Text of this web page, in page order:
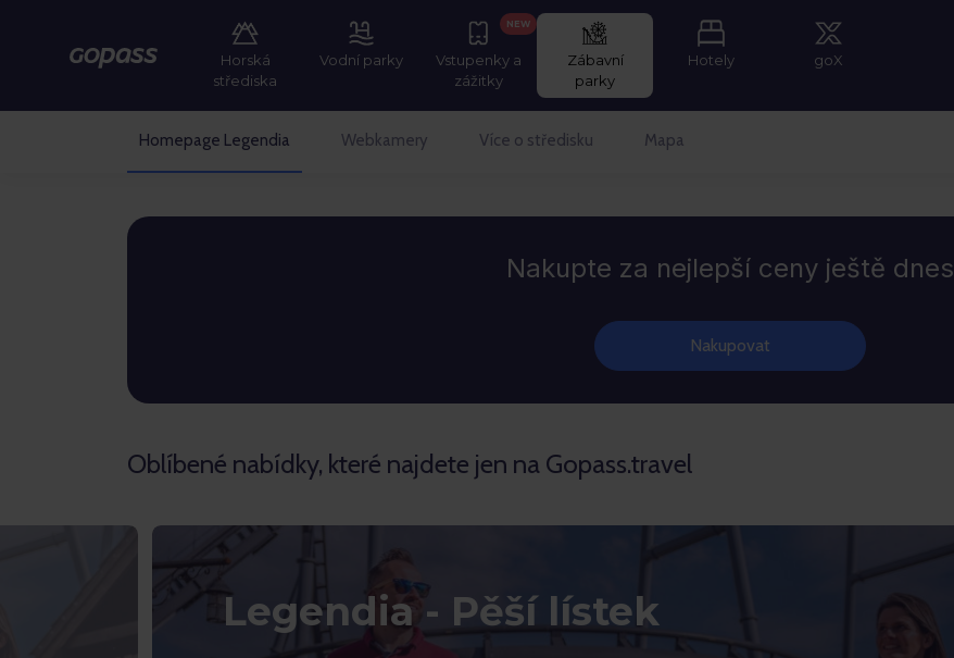
GOPASS
Horská
střediska
Vodní parky
Vstupenky a
zážitky
NEW
Zábavní
parky
Hotely goX
Homepage Legendia Webkamery Více o středisku Mapa
Nakupte za nejlepší ceny ještě dnes
Nakupovat
Oblíbené nabídky, které najdete jen na Gopass.travel
Legendia - Pěší lístek